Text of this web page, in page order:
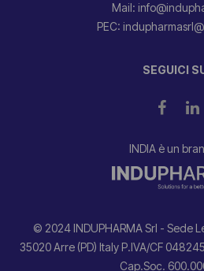
Mail:
PEC:
SEGUICI
INDIA è un
© 2024 INDUPHARMA Srl - Sede
35020 Arre (PD) Italy P.IVA/CF
Cap.Soc.